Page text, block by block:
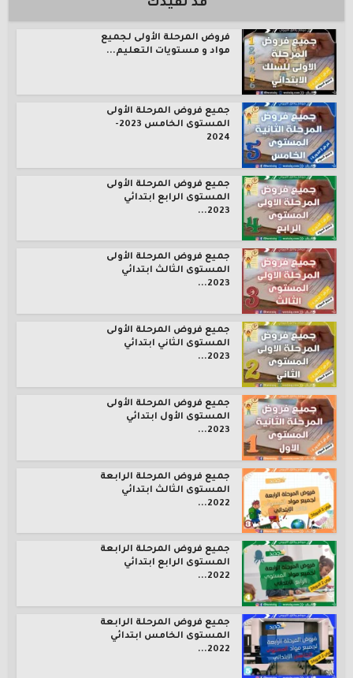
قد تفيدك
فروض المرحلة الأولى لجميع
مواد و مستويات التعليم...
جميع فروض المرحلة الأولى
المستوى الخامس 2023-
2024
جميع فروض المرحلة الأولى
المستوى الرابع ابتدائي
2023...
جميع فروض المرحلة الأولى
المستوى الثالث ابتدائي
2023...
جميع فروض المرحلة الأولى
المستوى الثاني ابتدائي
2023...
جميع فروض المرحلة الأولى
المستوى الأول ابتدائي
2023...
جميع فروض المرحلة الرابعة
المستوى الثالث ابتدائي
2022...
جميع فروض المرحلة الرابعة
المستوى الرابع ابتدائي
2022...
جميع فروض المرحلة الرابعة
المستوى الخامس ابتدائي
2022...